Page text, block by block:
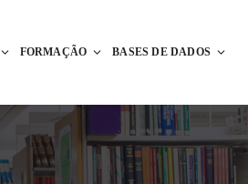
FORMAÇÃO BASES DE DADOS